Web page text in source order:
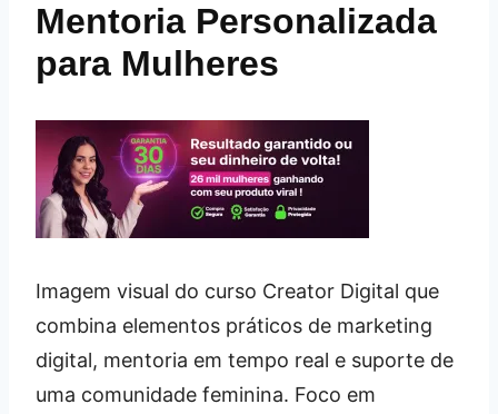
Mentoria Personalizada
para Mulheres
Imagem visual do curso Creator Digital que
combina elementos práticos de marketing
digital, mentoria em tempo real e suporte de
uma comunidade feminina. Foco em